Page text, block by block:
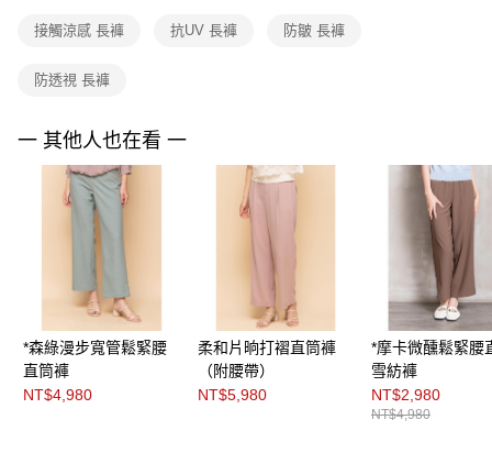
請求用戶進行身份認證。
恩沛科技股份有限公司將有權停止該用戶之使用額度並採取法律行動。
接觸涼感 長褲 抗UV 長褲 防皺 長褲
防透視 長褲
一 其他人也在看 一
*森綠漫步寬管鬆緊腰
直筒褲
NT$4,980
柔和片晌打褶直筒褲
（附腰帶）
NT$5,980
*摩卡微醺鬆緊腰
雪紡褲
NT$2,980
NT$4,980